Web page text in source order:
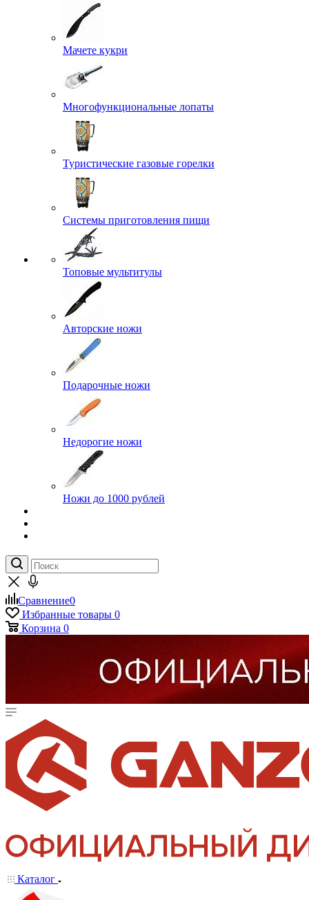
Мачете кукри
Многофункциональные лопаты
Туристические газовые горелки
Системы приготовления пищи
Топовые мультитулы
Авторские ножи
Подарочные ножи
Недорогие ножи
Ножи до 1000 рублей
Сравнение0
Избранные товары 0
Корзина 0
Каталог